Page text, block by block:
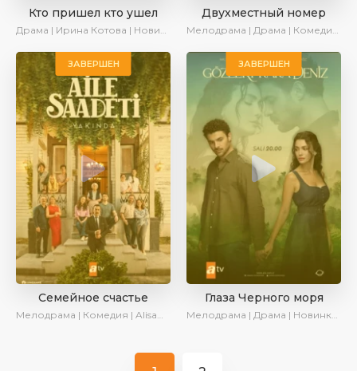
Кто пришел кто ушел
Драма | Ирина Котова | Новинки | Сериалы 2025
Двухместный номер
Мелодрама | Драма | Комедия | AlisaDirilis | Новинки | Сериалы 2025
ЗАВЕРШЕН
Семейное счастье
Мелодрама | Комедия | AlisaDirilis | Новинки | Сериалы 2025
ЗАВЕРШЕН
Глаза Черного моря
Мелодрама | Драма | Новинки | Сериалы 2025